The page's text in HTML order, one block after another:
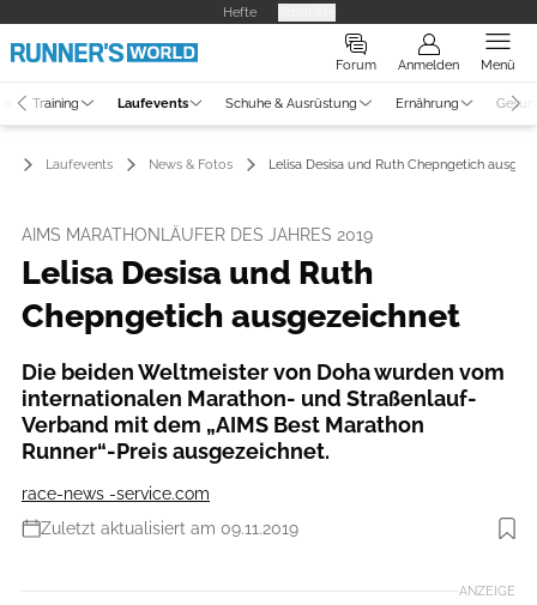
Hefte
Forum Anmelden Menü
Training Laufevents Schuhe & Ausrüstung Ernährung
Laufevents News & Fotos Lelisa Desisa und Ruth Chepngetich
AIMS MARATHONLÄUFER DES JAHRES 2019
Lelisa Desisa und Ruth
Chepngetich ausgezeichnet
Die beiden Weltmeister von Doha wurden vom
internationalen Marathon- und Straßenlauf-
Verband mit dem „AIMS Best Marathon
Runner“-Preis ausgezeichnet.
race-news -service.com
Zuletzt aktualisiert am 09.11.2019
Foto: photorun.net
ANZEIGE